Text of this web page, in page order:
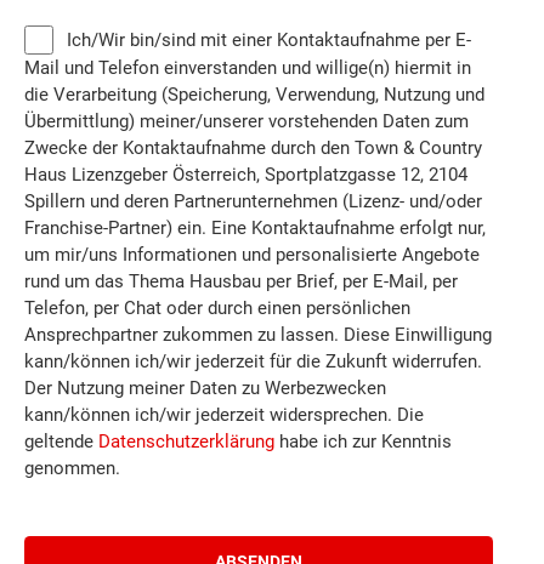
Mail und Telefon einverstanden und willige(n) hiermit in
die Verarbeitung (Speicherung, Verwendung, Nutzung und
Übermittlung) meiner/unserer vorstehenden Daten zum
Zwecke der Kontaktaufnahme durch den Town & Country
Haus Lizenzgeber Österreich, Sportplatzgasse 12, 2104
Spillern und deren Partnerunternehmen (Lizenz- und/oder
Franchise-Partner) ein. Eine Kontaktaufnahme erfolgt nur,
um mir/uns Informationen und personalisierte Angebote
rund um das Thema Hausbau per Brief, per E-Mail, per
Telefon, per Chat oder durch einen persönlichen
Ansprechpartner zukommen zu lassen. Diese Einwilligung
kann/können ich/wir jederzeit für die Zukunft widerrufen.
Der Nutzung meiner Daten zu Werbezwecken
kann/können ich/wir jederzeit widersprechen. Die
geltende Datenschutzerklärung
genommen.